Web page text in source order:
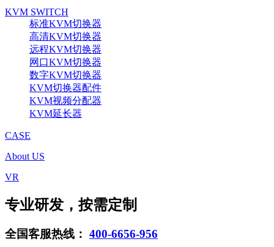
KVM SWITCH
标准KVM切换器
高清KVM切换器
远程KVM切换器
网口KVM切换器
数字KVM切换器
KVM切换器配件
KVM视频分配器
KVM延长器
CASE
About US
VR
专业研发，按需定制
全国客服热线： 400-6656-956